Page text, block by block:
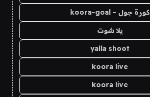
كورة جول - koora-goal
يلا شوت
yalla shoot
koora live
koora live